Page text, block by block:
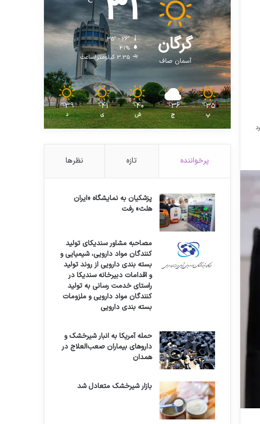
گرگان
آسمان صاف
35º - 26º
41%
3.35 کیلومتر/ساعت
35
℃
پ
36
℃
ج
40
℃
ش
41
℃
ی
39
℃
د
پرخواننده تازه نظرها
پزشکیان به نمایشگاه «ایران
هلث» رفت
مصاحبه مشاور سندیکای تولید
کنندگان مواد دارویی، شیمیایی و
بسته بندی دارویی از روند تولید
و اقدامات دبیرخانه سندیکا در
راستای خدمت رسانی به تولید
کنندگان مواد دارویی و ملزومات
بسته بندی دارویی
حمله آمریکا به انبار شیرخشک و
داروهای بیماران صعب‌العلاج در
همدان
بازار شیرخشک متعادل شد